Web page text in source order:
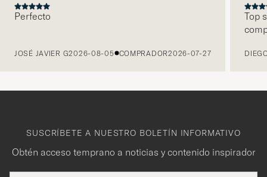
Perfecto
JOSÉ JAVIER G2026-08-05 COMPRADOR2026-07-27
Top
SUSCRÍBETE A NUESTRO BOLETÍN INFORMATIVO
Obtén acceso temprano a noticias y contenido inspirador